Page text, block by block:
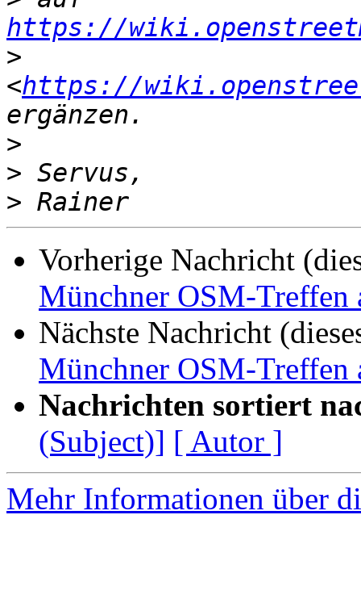
https://
>
<https://
>
>
>
Vorherige Nachricht
Münchner OSM-
Nächste Nachricht
Münchner OSM-
Nachrichten sortiert
(Subject)] [ Autor ]
Mehr Informationen über